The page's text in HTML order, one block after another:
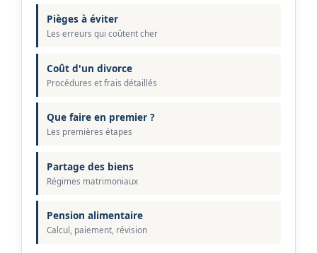
Pièges à éviter
Les erreurs qui coûtent cher
Coût d'un divorce
Procédures et frais détaillés
Que faire en premier ?
Les premières étapes
Partage des biens
Régimes matrimoniaux
Pension alimentaire
Calcul, paiement, révision